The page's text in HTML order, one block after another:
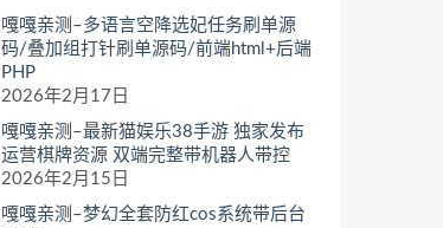
嘎嘎亲测–多语言空降选妃任务刷单源
码/叠加组打针刷单源码/前端html+后端
PHP
2026年2月17日
嘎嘎亲测–最新猫娱乐38手游 独家发布
运营棋牌资源 双端完整带机器人带控
2026年2月15日
嘎嘎亲测–梦幻全套防红cos系统带后台